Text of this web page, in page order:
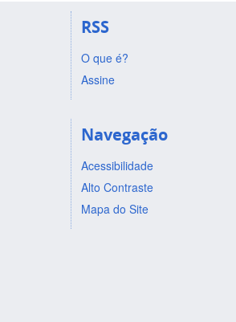
RSS
O que é?
Assine
Navegação
Acessibilidade
Alto Contraste
Mapa do Site